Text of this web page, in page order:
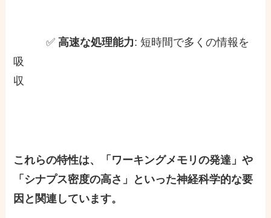
✅高速な処理能力: 短時間で多くの情報を
吸
収
これらの特性は、「ワーキングメモリの発達」や
「シナプス密度の高さ」といった神経科学的な要
因と関連しています。